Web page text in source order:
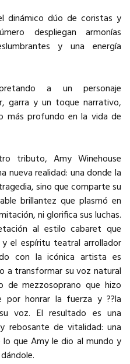
dinámico dúo de coristas y
despliegan armonías
y una energía
a un personaje
garra y un toque narrativo,
más profundo en la vida de
tributo, Amy Winehouse
nueva realidad: una donde la
sino que comparte su
brillantez que plasmó en
ni glorifica sus luchas.
al estilo cabaret que
el espíritu teatral arrollador
con la icónica artista es
a transformar su voz natural
mezzosoprano que hizo
por honrar la fuerza y ??la
voz. El resultado es una
rebosante de vitalidad: una
lo que Amy le dio al mundo y